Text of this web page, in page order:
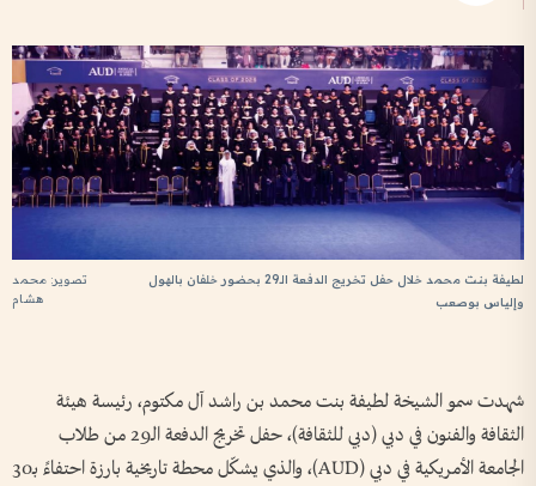
تصوير: محمد
هشام
لطيفة بنت محمد خلال حفل تخريج الدفعة الـ29 بحضور خلفان بالهول
وإلياس بوصعب
شهدت سمو الشيخة لطيفة بنت محمد بن راشد آل مكتوم، رئيسة هيئة
الثقافة والفنون في دبي (دبي للثقافة)، حفل تخريج الدفعة الـ29 من طلاب
الجامعة الأمريكية في دبي (AUD)، والذي يشكّل محطة تاريخية بارزة احتفاءً بـ30